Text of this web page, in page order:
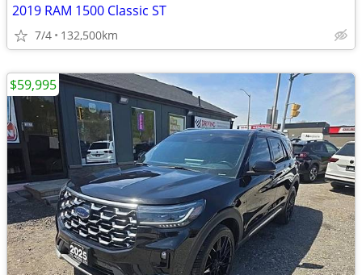
2019 RAM 1500 Classic ST
7/4 132,500km
$59,995